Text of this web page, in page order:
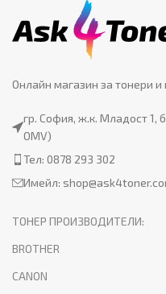
Онлайн магазин за тонери и
гр. София, ж.к. Младост 1,
OMV)
Тел: 0878 293 302
Имейл:
ТОНЕР ПРОИЗВОДИТЕЛИ:
BROTHER
CANON